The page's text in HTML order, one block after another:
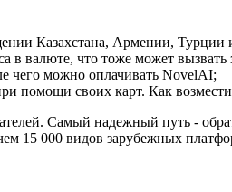
Казахстана, Армении, Турции
в валюте, что тоже может
чего можно оплачивать NovelAI;
помощи своих карт. Как
Самый надежный путь -
15 000 видов зарубежных